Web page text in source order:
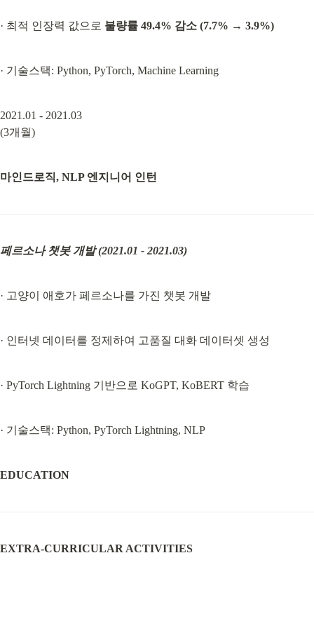
· 최적 인장력 값으로 불량률 49.4% 감소 (7.7% → 3.9%)
· 기술스택: Python, PyTorch, Machine Learning
2021.01 - 2021.03
(3개월)
마인드로직, NLP 엔지니어 인턴
페르소나 챗봇 개발 (2021.01 - 2021.03)
· 고양이 애호가 페르소나를 가진 챗봇 개발
· 인터넷 데이터를 정제하여 고품질 대화 데이터셋 생성
· PyTorch Lightning 기반으로 KoGPT, KoBERT 학습
· 기술스택: Python, PyTorch Lightning, NLP
EDUCATION
EXTRA-CURRICULAR ACTIVITIES